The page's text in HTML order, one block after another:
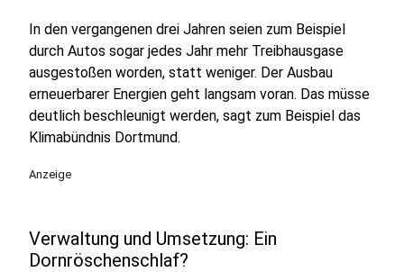
In den vergangenen drei Jahren seien zum Beispiel
durch Autos sogar jedes Jahr mehr Treibhausgase
ausgestoßen worden, statt weniger. Der Ausbau
erneuerbarer Energien geht langsam voran. Das müsse
deutlich beschleunigt werden, sagt zum Beispiel das
Klimabündnis Dortmund.
Anzeige
Verwaltung und Umsetzung: Ein
Dornröschenschlaf?